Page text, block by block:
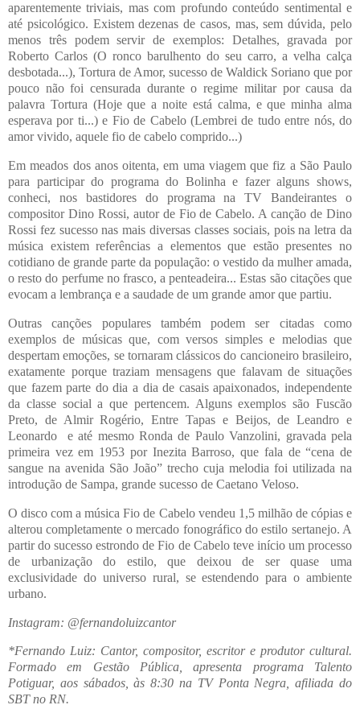
aparentemente triviais, mas com profundo conteúdo sentimental e
até psicológico. Existem dezenas de casos, mas, sem dúvida, pelo
menos três podem servir de exemplos: Detalhes, gravada por
Roberto Carlos (O ronco barulhento do seu carro, a velha calça
desbotada...), Tortura de Amor, sucesso de Waldick Soriano que por
pouco não foi censurada durante o regime militar por causa da
palavra Tortura (Hoje que a noite está calma, e que minha alma
esperava por ti...) e Fio de Cabelo (Lembrei de tudo entre nós, do
amor vivido, aquele fio de cabelo comprido...)
Em meados dos anos oitenta, em uma viagem que fiz a São Paulo
para participar do programa do Bolinha e fazer alguns shows,
conheci, nos bastidores do programa na TV Bandeirantes o
compositor Dino Rossi, autor de Fio de Cabelo. A canção de Dino
Rossi fez sucesso nas mais diversas classes sociais, pois na letra da
música existem referências a elementos que estão presentes no
cotidiano de grande parte da população: o vestido da mulher amada,
o resto do perfume no frasco, a penteadeira... Estas são citações que
evocam a lembrança e a saudade de um grande amor que partiu.
Outras canções populares também podem ser citadas como
exemplos de músicas que, com versos simples e melodias que
despertam emoções, se tornaram clássicos do cancioneiro brasileiro,
exatamente porque traziam mensagens que falavam de situações
que fazem parte do dia a dia de casais apaixonados, independente
da classe social a que pertencem. Alguns exemplos são Fuscão
Preto, de Almir Rogério, Entre Tapas e Beijos, de Leandro e
Leonardo e até mesmo Ronda de Paulo Vanzolini, gravada pela
primeira vez em 1953 por Inezita Barroso, que fala de “cena de
sangue na avenida São João” trecho cuja melodia foi utilizada na
introdução de Sampa, grande sucesso de Caetano Veloso.
O disco com a música Fio de Cabelo vendeu 1,5 milhão de cópias e
alterou completamente o mercado fonográfico do estilo sertanejo. A
partir do sucesso estrondo de Fio de Cabelo teve início um processo
de urbanização do estilo, que deixou de ser quase uma
exclusividade do universo rural, se estendendo para o ambiente
urbano.
Instagram: @fernandoluizcantor
*Fernando Luiz: Cantor, compositor, escritor e produtor cultural.
Formado em Gestão Pública, apresenta programa Talento
Potiguar, aos sábados, às 8:30 na TV Ponta Negra, afiliada do
SBT no RN.